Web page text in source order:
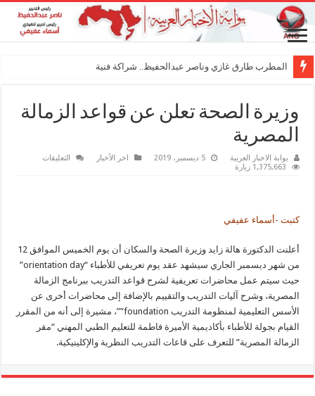
المطرب طارق غازي وناصر عبدالحفيظ.. شراكة فنية ترسم مل
وزيرة الصحة تعلن عن قواعد الزمالة
المصرية
بوابة الاخبار العربية 5 ديسمبر، 2019 اخر الأخبار التعليقات
1,375,663 زيارة
كتبت -أسماء عفيفي
أعلنت الدكتورة هالة زايد وزيرة الصحة والسكان أن يوم الخميس الموافق 12
من شهر ديسمبر الجاري سيشهد عقد يوم تعريفي للأطباء “orientation day”
حيث سيتم عمل محاضرات تعريفية لشرح قواعد التدريب ببرنامج الزمالة
المصرية، وشرح آليات التدريب والتقييم بالإضافة إلى محاضرات أخرى عن
الأسس التعليمية لمنظومة التدريب foundation””، مشيرة إلى أنه من المقرر
القيام بجولة للأطباء بأكاديمية الأميرة فاطمة للتعليم الطبي المهني “مقر
الزمالة المصرية” للتعرف على قاعات التدريب النظرية والإكلينيكية.